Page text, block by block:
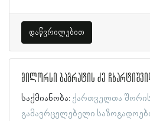
დაწვრილებით
მილორსი ბაგრატის ძე
საქმიანობა: ქართველთა
გამავრცელებელი